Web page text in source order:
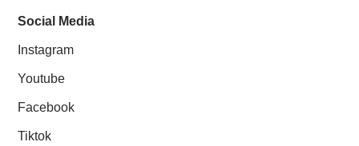
Social Media
Instagram
Youtube
Facebook
Tiktok